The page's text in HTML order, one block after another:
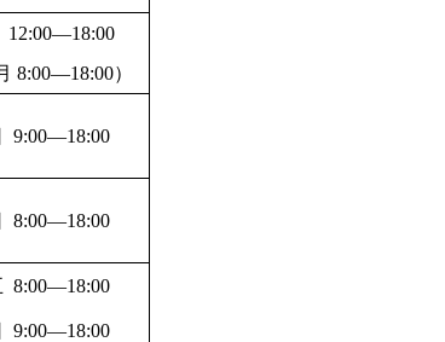
12:00—18:00
8:00—18:00）
9:00—18:00
8:00—18:00
8:00—18:00
9:00—18:00